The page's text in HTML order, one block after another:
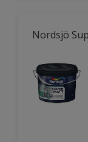
Nordsjö